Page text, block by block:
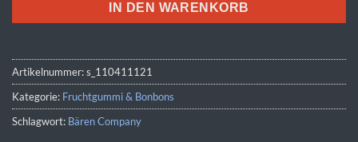
IN DEN WARENKORB
Artikelnummer:s_110411121
Kategorie: Fruchtgummi & Bonbons
Schlagwort: Bären Company